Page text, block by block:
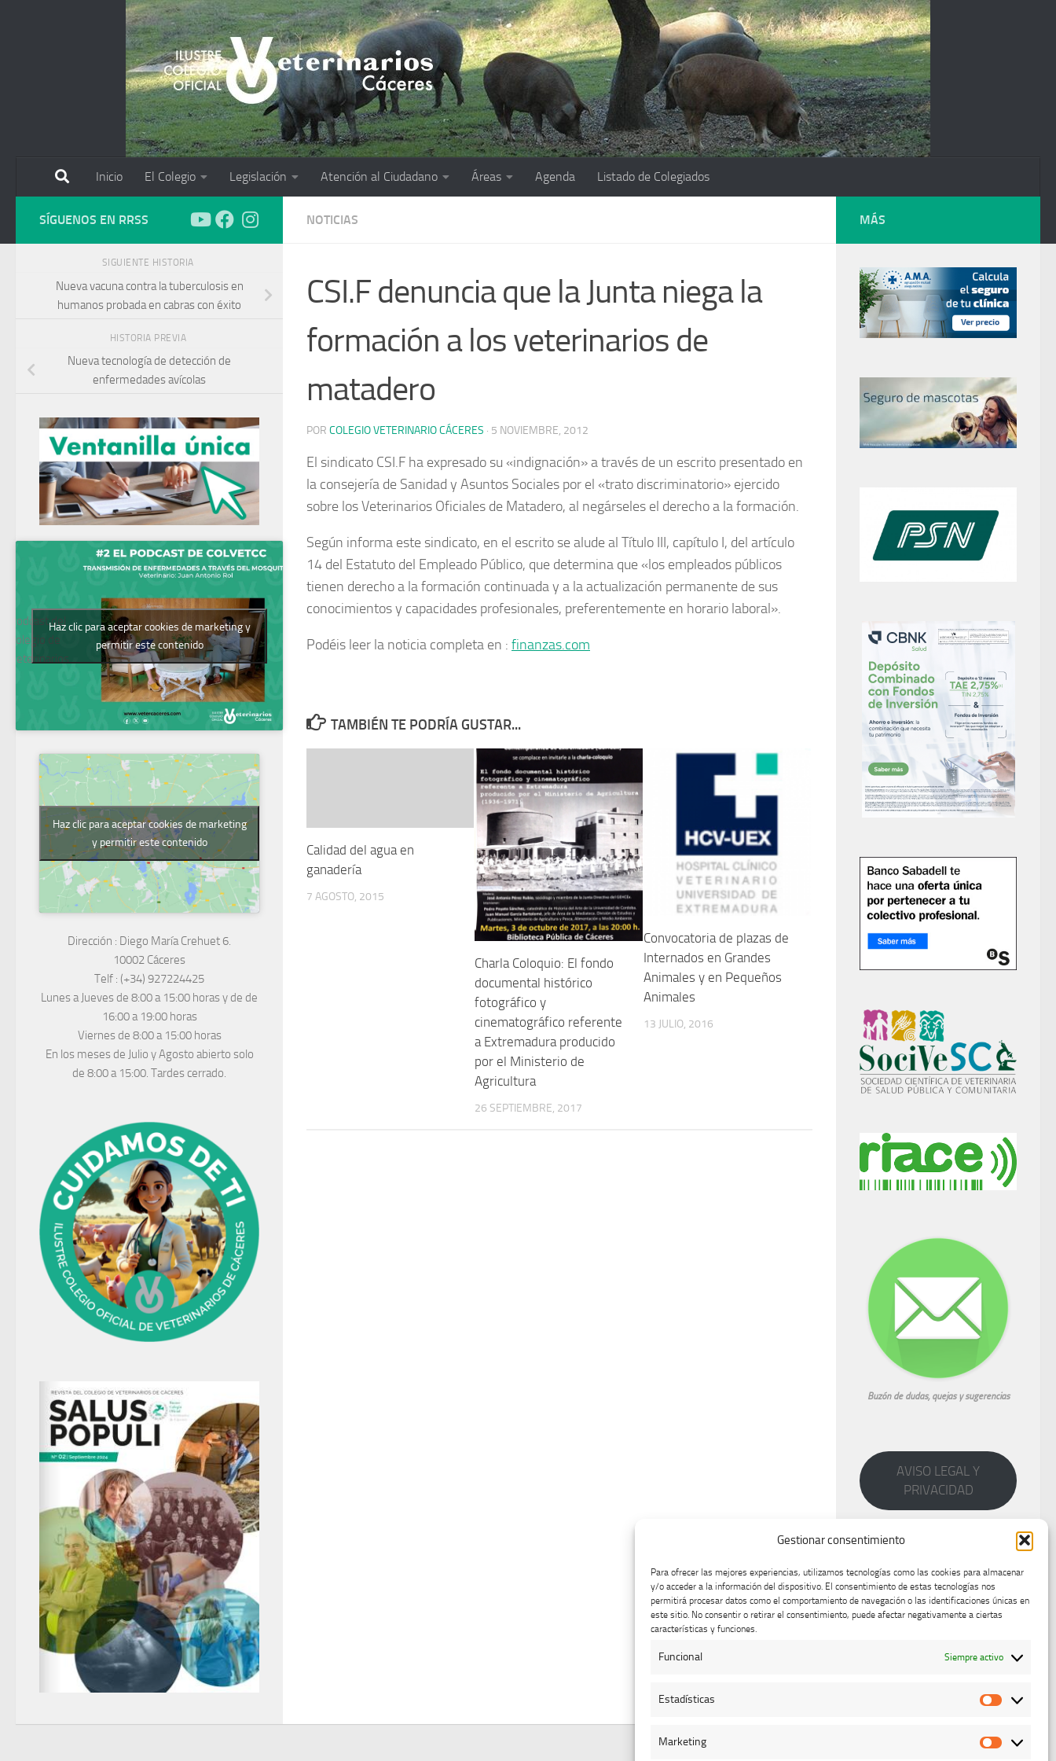
Gestionar consentimiento
Para ofrecer las mejores experiencias, utilizamos tecnologías como las cookies para almacenar
y/o acceder a la información del dispositivo. El consentimiento de estas tecnologías nos
permitirá procesar datos como el comportamiento de navegación o las identificaciones únicas en
este sitio. No consentir o retirar el consentimiento, puede afectar negativamente a ciertas
características y funciones.
Funcional Siempre activo
Estadísticas
Marketing
Marketing
Inicio El Colegio Legislación Atención al Ciudadano Áreas Agenda Listado de Colegiados
NOTICIAS
CSI.F denuncia que la Junta niega la
formación a los veterinarios de
matadero
POR COLEGIO VETERINARIO CÁCERES · 5 NOVIEMBRE, 2012
El sindicato CSI.F ha expresado su «indignación» a través de un escrito presentado en
la consejería de Sanidad y Asuntos Sociales por el «trato discriminatorio» ejercido
sobre los Veterinarios Oficiales de Matadero, al negárseles el derecho a la formación.
Según informa este sindicato, en el escrito se alude al Título III, capítulo I, del artículo
14 del Estatuto del Empleado Público, que determina que «los empleados públicos
tienen derecho a la formación continuada y a la actualización permanente de sus
conocimientos y capacidades profesionales, preferentemente en horario laboral».
Podéis leer la noticia completa en : finanzas.com
TAMBIÉN TE PODRÍA GUSTAR...
Calidad del agua en
ganadería
7 AGOSTO, 2015
Charla Coloquio: El fondo
documental histórico
fotográfico y
cinematográfico referente
a Extremadura producido
por el Ministerio de
Agricultura
26 SEPTIEMBRE, 2017
Convocatoria de plazas de
Internados en Grandes
Animales y en Pequeños
Animales
13 JULIO, 2016
SÍGUENOS EN RRSS
SIGUIENTE HISTORIA
Nueva vacuna contra la tuberculosis en
humanos probada en cabras con éxito
HISTORIA PREVIA
Nueva tecnología de detección de
enfermedades avícolas
Podcast del
Colegio de
Veterinarios
Haz clic para aceptar cookies de marketing y
permitir este contenido
Haz clic para aceptar cookies de marketing
y permitir este contenido
Dirección : Diego María Crehuet 6.
10002 Cáceres
Telf : (+34) 927224425
Lunes a Jueves de 8:00 a 15:00 horas y de de
16:00 a 19:00 horas
Viernes de 8:00 a 15:00 horas
En los meses de Julio y Agosto abierto solo
de 8:00 a 15:00. Tardes cerrado.
MÁS
Buzón de dudas, quejas y sugerencias
AVISO LEGAL Y
PRIVACIDAD